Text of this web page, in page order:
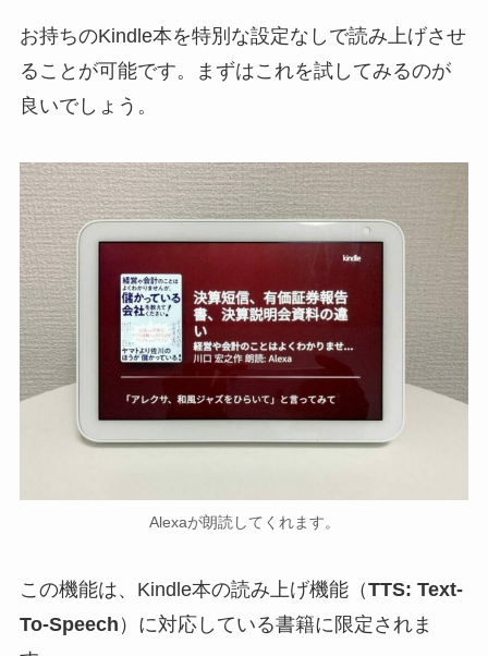
お持ちのKindle本を特別な設定なしで読み上げさせ
ることが可能です。まずはこれを試してみるのが
良いでしょう。
Alexaが朗読してくれます。
この機能は、Kindle本の読み上げ機能（TTS: Text-
To-Speech ）に対応している書籍に限定されま